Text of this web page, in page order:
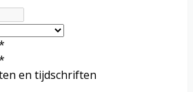
en tijdschriften